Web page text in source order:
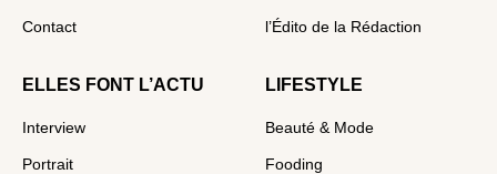
Contact l’Édito de la Rédaction
ELLES FONT L’ACTU
Interview
Portrait
LIFESTYLE
Beauté & Mode
Fooding